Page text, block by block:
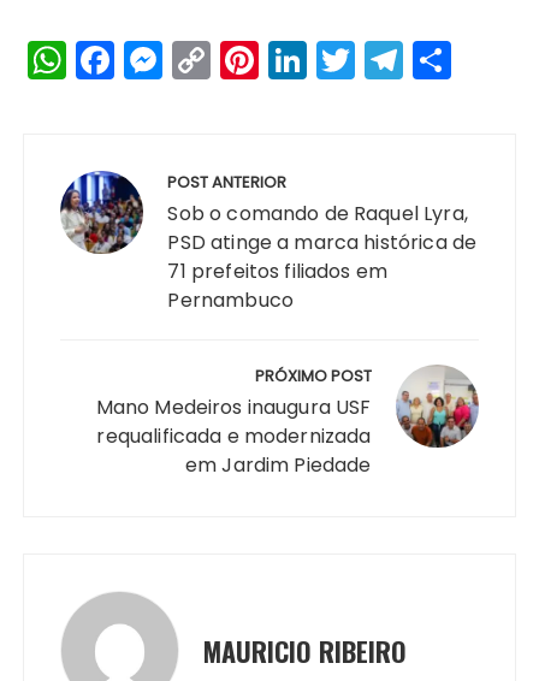
W
h
ts
A
p
F
a
e
b
o
M
e
s
e
n
g
C
o
y
Li
n
k
Pi
n
re
st
Li
n
dI
n
T
w
r
T
el
r
a
Post
POST ANTERIOR
Sob o comando de Raquel Lyra,
PSD atinge a marca histórica de
71 prefeitos filiados em
Pernambuco
PRÓXIMO POST
Mano Medeiros inaugura USF
requalificada e modernizada
em Jardim Piedade
MAURICIO RIBEIRO